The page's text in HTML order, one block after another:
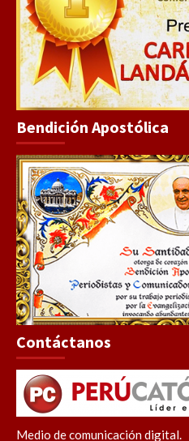
Bendición Apostólica
Contáctanos
Medio de comunicación digital.